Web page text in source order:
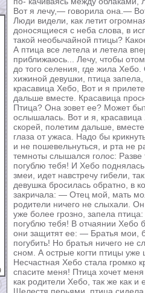
Вот я лечу,— говорила она.—
Люди видели, как летит
доносящиеся с неба слова, в
такой необычайной птицы?
А птица все летела и летела
приближаюсь... Лечу, чтобы
до того селения, где жила
хижиной девушки, птица
красавица Хебо, Вот и я
дальше вместе. Красавица
Птица? Она зовет ее? Может
ослышалась. Вот и я,
скорей, полетим дальше,
глаза от ужаса. Надо бы
и не пошевельнуться, и рта не
темноты слышался голос:
погублю тебя! И Хебо
змеи, идет навстречу гибели,
девушка бросилась обратно, в
закричала: — Отец мой, мать
родители ничего не слыхали.
уже более грозно, запела
погублю тебя! В отчаянии Хебо
они защитят ее: — Братья мои,
погубить! Но братья ничего не
сном. А острые когти птицы
Несчастная Хебо стала
спасите меня! Птица хочет
как родители Хебо, так же как